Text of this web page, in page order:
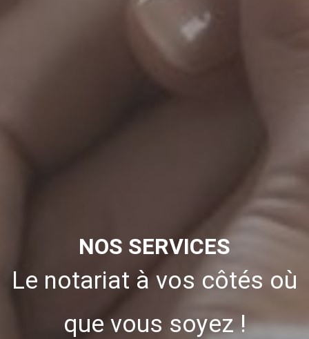
NOS SERVICES
Le notariat à vos côtés où
que vous soyez !